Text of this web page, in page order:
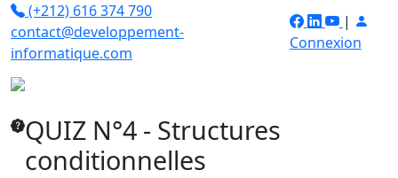
(+212) 616 374 790
contact@developpement-
informatique.com
|
Connexion
QUIZ N°4 - Structures
conditionnelles